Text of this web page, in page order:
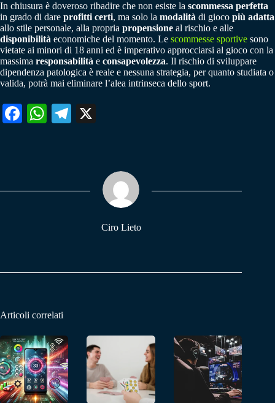
In chiusura è doveroso ribadire che non esiste la scommessa perfetta
in grado di dare profitti certi, ma solo la modalità di gioco più adatta
allo stile personale, alla propria propensione al rischio e alle
disponibilità economiche del momento. Le scommesse sportive sono
vietate ai minori di 18 anni ed è imperativo approcciarsi al gioco con la
massima responsabilità e consapevolezza. Il rischio di sviluppare
dipendenza patologica è reale e nessuna strategia, per quanto studiata o
valida, potrà mai eliminare l’alea intrinseca dello sport.
Fa W
pp
Te
m
Ciro Lieto
Articoli correlati